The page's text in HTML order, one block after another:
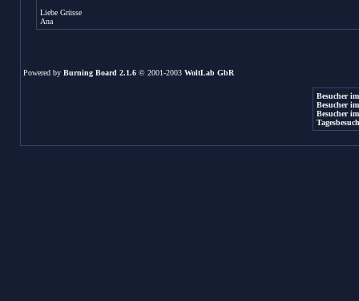
Liebe Grüsse
Ana
Powered by Burning Board 2.1.6© 2001-2003 WoltLab GbR
Besucher
Besucher
Besucher